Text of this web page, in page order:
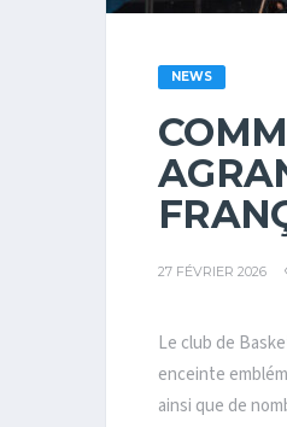
NEWS
27 FÉVRIER 2026
Le club de
enceinte
ainsi que de